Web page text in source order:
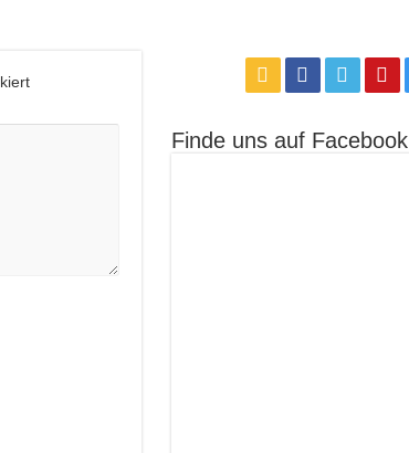
Finde uns auf Facebook